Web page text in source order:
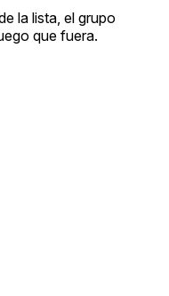
la lista, el grupo
que fuera.